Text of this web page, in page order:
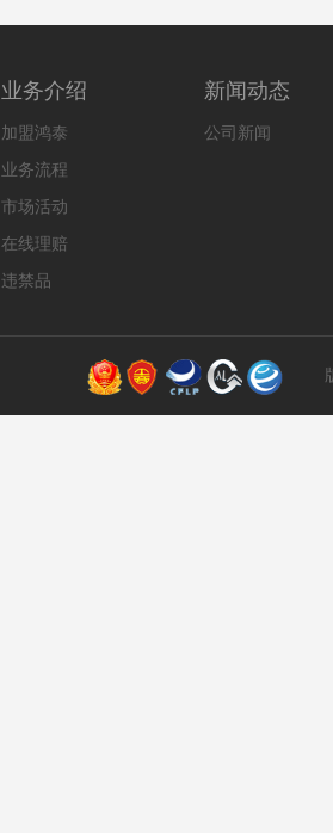
业务介绍
加盟鸿泰
业务流程
市场活动
在线理赔
违禁品
新闻动态
公司新闻